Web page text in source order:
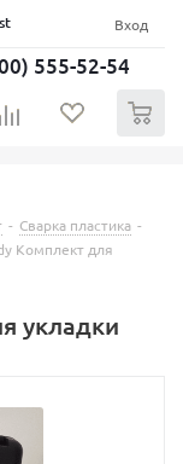
Вход
555-52-54
- Сварка пластика -
Комплект для
укладки